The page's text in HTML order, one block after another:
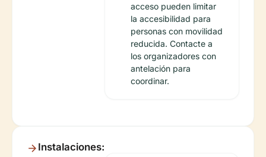
acceso pueden limitar
la accesibilidad para
personas con movilidad
reducida. Contacte a
los organizadores con
antelación para
coordinar.
Instalaciones: